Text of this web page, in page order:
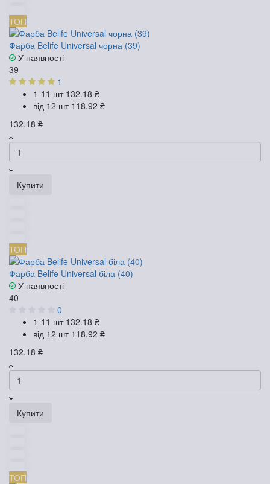
ТОП
Фарба Belife Universal чорна (39)
У наявності
39
1
1-11 шт 132.18 ₴
від 12 шт 118.92 ₴
132.18 ₴
Купити
ТОП
Фарба Belife Universal біла (40)
У наявності
40
0
1-11 шт 132.18 ₴
від 12 шт 118.92 ₴
132.18 ₴
Купити
ТОП